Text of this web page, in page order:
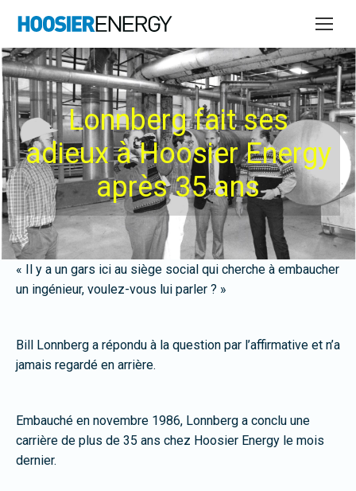
Lonnberg fait ses
adieux à Hoosier Energy
après 35 ans
« Il y a un gars ici au siège social qui cherche à embaucher
un ingénieur, voulez-vous lui parler ? »
Bill Lonnberg a répondu à la question par l’affirmative et n’a
jamais regardé en arrière.
Embauché en novembre 1986, Lonnberg a conclu une
carrière de plus de 35 ans chez Hoosier Energy le mois
dernier.